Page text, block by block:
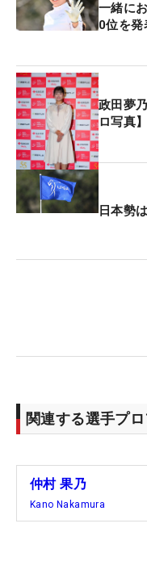
京都出身で、同じ
ジェンド、吉川な
ことは、ちょっと意
スパラガスがおいし
よ』といろいろ教え
は会場に来ることは
報告ができる。
昨季は2度のトップ
今季パーオン率は
しみながら上位で
一緒に
0位を発
政田夢
ロ写真】
日本勢
関連する選手プ
仲村 果乃
Kano Nakamura